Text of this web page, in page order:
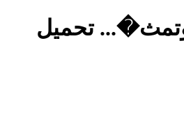
وتمث�... تحميل